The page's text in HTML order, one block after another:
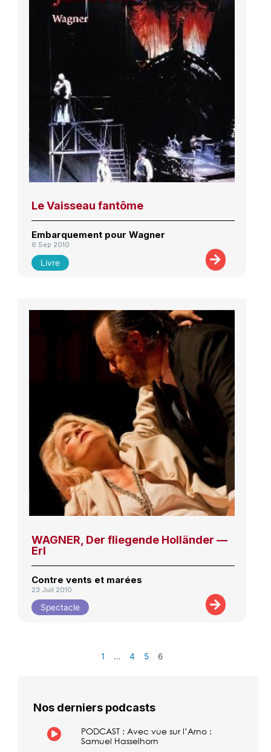
Le Vaisseau fantôme
Embarquement pour Wagner
6 Sep 2010
Livre
WAGNER, Der fliegende Holländer —
Erl
Contre vents et marées
23 Juil 2010
Spectacle
1 … 4 5 6
Nos derniers podcasts
PODCAST : Avec vue sur l’Arno :
Samuel Hasselhorn